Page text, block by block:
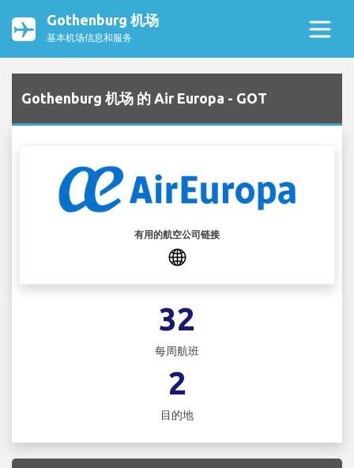
Gothenburg 机场
基本机场信息和服务
Gothenburg 机场 的 Air Europa - GOT
有用的航空公司链接
32
每周航班
2
目的地